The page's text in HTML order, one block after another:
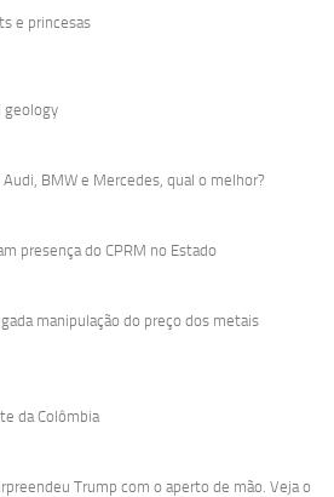
e princesas
geology
Audi, BMW e Mercedes, qual o melhor?
presença do CPRM no Estado
manipulação do preço dos metais
da Colômbia
Trump com o aperto de mão. Veja o